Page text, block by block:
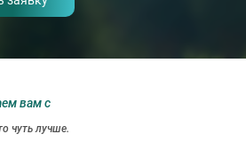
вам с
чуть лучше.